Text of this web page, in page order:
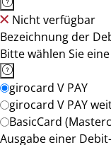
Nicht verfügbar
Bezeichnung der
Bitte wählen Sie
girocard V PAY
girocard V PAY
BasicCard
Ausgabe einer